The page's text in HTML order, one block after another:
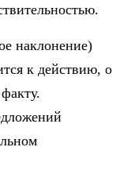
наклонение)
к действию, о